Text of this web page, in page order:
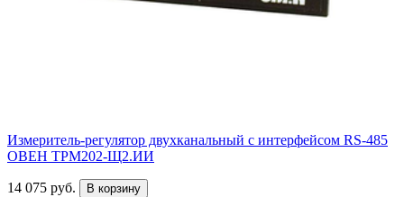
Измеритель-регулятор двухканальный с интерфейсом RS-485
ОВЕН ТРМ202-Щ2.ИИ
14 075 руб. В корзину